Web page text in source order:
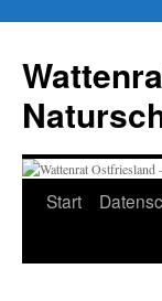
springen
Start